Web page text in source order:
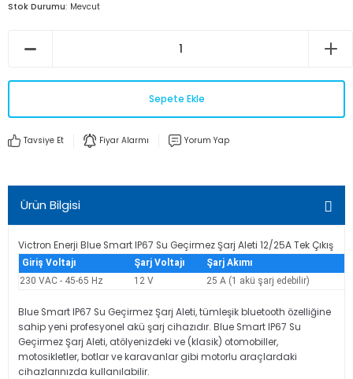
Stok Durumu Mevcut
Sepete Ekle
Tavsiye Et Fiyar Alarmı Yorum Yap
Ürün Bilgisi
Victron Enerji Blue Smart IP67 Su Geçirmez Şarj Aleti 12/25A Tek Çıkış
Giriş Voltajı Şarj Voltajı Şarj Akımı
230 VAC - 45-65 Hz
12 V 25 A (1 akü şarj edebilir)
Blue Smart IP67 Su Geçirmez Şarj Aleti, tümleşik bluetooth özelliğine
sahip yeni profesyonel akü şarj cihazıdır. Blue Smart IP67 Su
Geçirmez Şarj Aleti, atölyenizdeki ve (klasik) otomobiller,
motosikletler, botlar ve karavanlar gibi motorlu araçlardaki
cihazlarınızda kullanılabilir.